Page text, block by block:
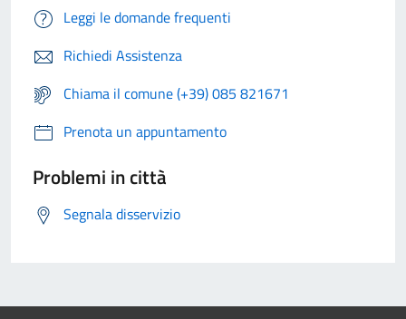
Leggi le domande frequenti
Richiedi Assistenza
Chiama il comune (+39) 085 821671
Prenota un appuntamento
Problemi in città
Segnala disservizio